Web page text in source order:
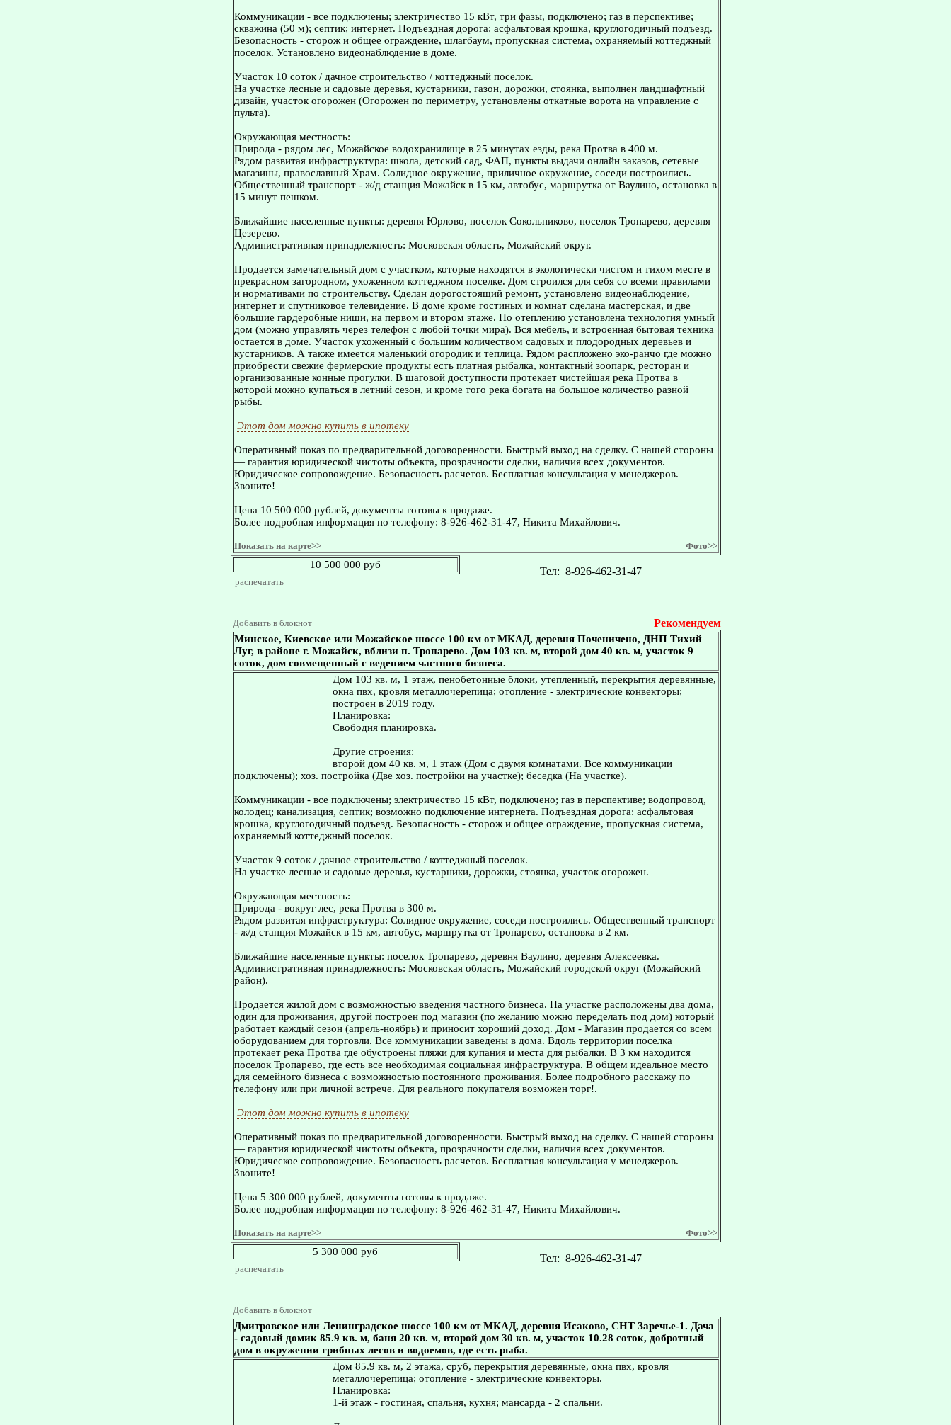
Коммуникации - все подключены; электричество 15 кВт, три фазы, подключено; газ в перспективе;
скважина (50 м); септик; интернет. Подъездная дорога: асфальтовая крошка, круглогодичный подъезд.
Безопасность - сторож и общее ограждение, шлагбаум, пропускная система, охраняемый коттеджный
поселок. Установлено видеонаблюдение в доме.
Участок 10 соток / дачное строительство / коттеджный поселок.
На участке лесные и садовые деревья, кустарники, газон, дорожки, стоянка, выполнен ландшафтный
дизайн, участок огорожен (Огорожен по периметру, установлены откатные ворота на управление с
пульта).
Окружающая местность:
Природа - рядом лес, Можайское водохранилище в 25 минутах езды, река Протва в 400 м.
Рядом развитая инфраструктура: школа, детский сад, ФАП, пункты выдачи онлайн заказов, сетевые
магазины, православный Храм. Солидное окружение, приличное окружение, соседи построились.
Общественный транспорт - ж/д станция Можайск в 15 км, автобус, маршрутка от Ваулино, остановка в
15 минут пешком.
Ближайшие населенные пункты: деревня Юрлово, поселок Сокольниково, поселок Тропарево, деревня
Цезерево.
Административная принадлежность: Московская область, Можайский округ.
Продается замечательный дом с участком, которые находятся в экологически чистом и тихом месте в
прекрасном загородном, ухоженном коттеджном поселке. Дом строился для себя со всеми правилами
и нормативами по строительству. Сделан дорогостоящий ремонт, установлено видеонаблюдение,
интернет и спутниковое телевидение. В доме кроме гостиных и комнат сделана мастерская, и две
большие гардеробные ниши, на первом и втором этаже. По отеплению установлена технология умный
дом (можно управлять через телефон с любой точки мира). Вся мебель, и встроенная бытовая техника
остается в доме. Участок ухоженный с большим количеством садовых и плодородных деревьев и
кустарников. А также имеется маленький огородик и теплица. Рядом распложено эко-ранчо где можно
приобрести свежие фермерские продукты есть платная рыбалка, контактный зоопарк, ресторан и
организованные конные прогулки. В шаговой доступности протекает чистейшая река Протва в
которой можно купаться в летний сезон, и кроме того река богата на большое количество разной
рыбы.
Этот дом можно купить в ипотеку
Оперативный показ по предварительной договоренности. Быстрый выход на сделку. С нашей стороны
— гарантия юридической чистоты объекта, прозрачности сделки, наличия всех документов.
Юридическое сопровождение. Безопасность расчетов. Бесплатная консультация у менеджеров.
Звоните!
Цена 10 500 000 рублей, документы готовы к продаже.
Более подробная информация по телефону: 8-926-462-31-47, Никита Михайлович.
Показать на карте>> Фото>>
10 500 000 руб
распечатать
Тел: 8-926-462-31-47
Добавить в блокнот Рекомендуем
Минское, Киевское или Можайское шоссе 100 км от МКАД, деревня Поченичено, ДНП Тихий
Луг, в районе г. Можайск, вблизи п. Тропарево. Дом 103 кв. м, второй дом 40 кв. м, участок 9
соток, дом совмещенный с ведением частного бизнеса.
Дом 103 кв. м, 1 этаж, пенобетонные блоки, утепленный, перекрытия деревянные,
окна пвх, кровля металлочерепица; отопление - электрические конвекторы;
построен в 2019 году.
Планировка:
Свободня планировка.
Другие строения:
второй дом 40 кв. м, 1 этаж (Дом с двумя комнатами. Все коммуникации
подключены); хоз. постройка (Две хоз. постройки на участке); беседка (На участке).
Коммуникации - все подключены; электричество 15 кВт, подключено; газ в перспективе; водопровод,
колодец; канализация, септик; возможно подключение интернета. Подъездная дорога: асфальтовая
крошка, круглогодичный подъезд. Безопасность - сторож и общее ограждение, пропускная система,
охраняемый коттеджный поселок.
Участок 9 соток / дачное строительство / коттеджный поселок.
На участке лесные и садовые деревья, кустарники, дорожки, стоянка, участок огорожен.
Окружающая местность:
Природа - вокруг лес, река Протва в 300 м.
Рядом развитая инфраструктура: Солидное окружение, соседи построились. Общественный транспорт
- ж/д станция Можайск в 15 км, автобус, маршрутка от Тропарево, остановка в 2 км.
Ближайшие населенные пункты: поселок Тропарево, деревня Ваулино, деревня Алексеевка.
Административная принадлежность: Московская область, Можайский городской округ (Можайский
район).
Продается жилой дом с возможностью введения частного бизнеса. На участке расположены два дома,
один для проживания, другой построен под магазин (по желанию можно переделать под дом) который
работает каждый сезон (апрель-ноябрь) и приносит хороший доход. Дом - Магазин продается со всем
оборудованием для торговли. Все коммуникации заведены в дома. Вдоль территории поселка
протекает река Протва где обустроены пляжи для купания и места для рыбалки. В 3 км находится
поселок Тропарево, где есть все необходимая социальная инфраструктура. В общем идеальное место
для семейного бизнеса с возможностью постоянного проживания. Более подробного расскажу по
телефону или при личной встрече. Для реального покупателя возможен торг!.
Этот дом можно купить в ипотеку
Оперативный показ по предварительной договоренности. Быстрый выход на сделку. С нашей стороны
— гарантия юридической чистоты объекта, прозрачности сделки, наличия всех документов.
Юридическое сопровождение. Безопасность расчетов. Бесплатная консультация у менеджеров.
Звоните!
Цена 5 300 000 рублей, документы готовы к продаже.
Более подробная информация по телефону: 8-926-462-31-47, Никита Михайлович.
Показать на карте>> Фото>>
5 300 000 руб
распечатать
Тел: 8-926-462-31-47
Добавить в блокнот
Дмитровское или Ленинградское шоссе 100 км от МКАД, деревня Исаково, СНТ Заречье-1. Дача
- садовый домик 85.9 кв. м, баня 20 кв. м, второй дом 30 кв. м, участок 10.28 соток, добротный
дом в окружении грибных лесов и водоемов, где есть рыба.
Дом 85.9 кв. м, 2 этажа, сруб, перекрытия деревянные, окна пвх, кровля
металлочерепица; отопление - электрические конвекторы.
Планировка:
1-й этаж - гостиная, спальня, кухня; мансарда - 2 спальни.